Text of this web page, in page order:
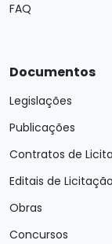
FAQ
Documentos
Legislações
Publicações
Contratos de
Editais de Licitação
Obras
Concursos